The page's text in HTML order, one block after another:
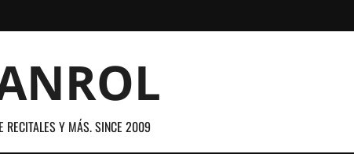
RECITALES Y MÁS. SINCE 2009